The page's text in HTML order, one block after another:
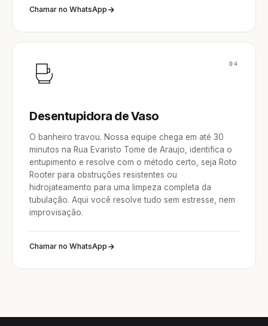
Chamar no WhatsApp
04
Desentupidora de Vaso
O banheiro travou. Nossa equipe chega em até 30
minutos na Rua Evaristo Tome de Araujo, identifica o
entupimento e resolve com o método certo, seja Roto
Rooter para obstruções resistentes ou
hidrojateamento para uma limpeza completa da
tubulação. Aqui você resolve tudo sem estresse, nem
improvisação.
Chamar no WhatsApp